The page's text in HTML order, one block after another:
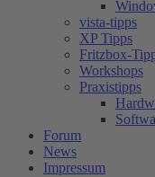
vista-tipps
XP Tipps
Fritzbox-
Workshops
Praxistipps
Forum
News
Impressum